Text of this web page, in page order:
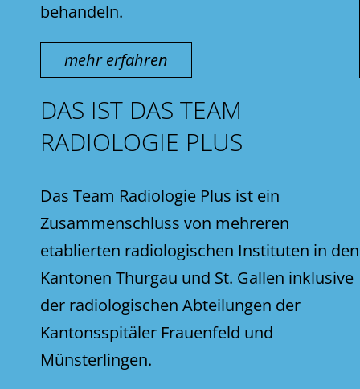
behandeln.
mehr erfahren
DAS IST DAS TEAM
RADIOLOGIE PLUS
Das Team Radiologie Plus ist ein
Zusammenschluss von mehreren
etablierten radiologischen Instituten in den
Kantonen Thurgau und St. Gallen inklusive
der radiologischen Abteilungen der
Kantonsspitäler Frauenfeld und
Münsterlingen.